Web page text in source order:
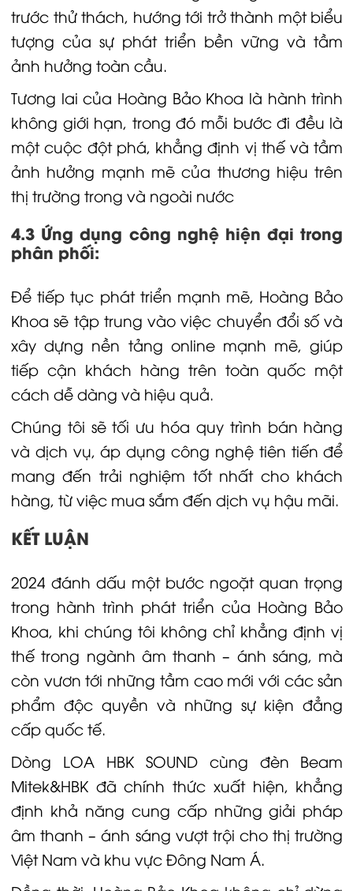
trước thử thách, hướng tới trở thành một biểu
tượng của sự phát triển bền vững và tầm
ảnh hưởng toàn cầu.
Tương lai của Hoàng Bảo Khoa là hành trình
không giới hạn, trong đó mỗi bước đi đều là
một cuộc đột phá, khẳng định vị thế và tầm
ảnh hưởng mạnh mẽ của thương hiệu trên
thị trường trong và ngoài nước
4.3 Ứng dụng công nghệ hiện đại trong
phân phối:
Để tiếp tục phát triển mạnh mẽ, Hoàng Bảo
Khoa sẽ tập trung vào việc chuyển đổi số và
xây dựng nền tảng online mạnh mẽ, giúp
tiếp cận khách hàng trên toàn quốc một
cách dễ dàng và hiệu quả.
Chúng tôi sẽ tối ưu hóa quy trình bán hàng
và dịch vụ, áp dụng công nghệ tiên tiến để
mang đến trải nghiệm tốt nhất cho khách
hàng, từ việc mua sắm đến dịch vụ hậu mãi.
KẾT LUẬN
2024 đánh dấu một bước ngoặt quan trọng
trong hành trình phát triển của Hoàng Bảo
Khoa, khi chúng tôi không chỉ khẳng định vị
thế trong ngành âm thanh – ánh sáng, mà
còn vươn tới những tầm cao mới với các sản
phẩm độc quyền và những sự kiện đẳng
cấp quốc tế.
Dòng LOA HBKSOUND cùng đèn Beam
Mitek&HBK đã chính thức xuất hiện, khẳng
định khả năng cung cấp những giải pháp
âm thanh – ánh sáng vượt trội cho thị trường
Việt Nam và khu vực Đông Nam Á.